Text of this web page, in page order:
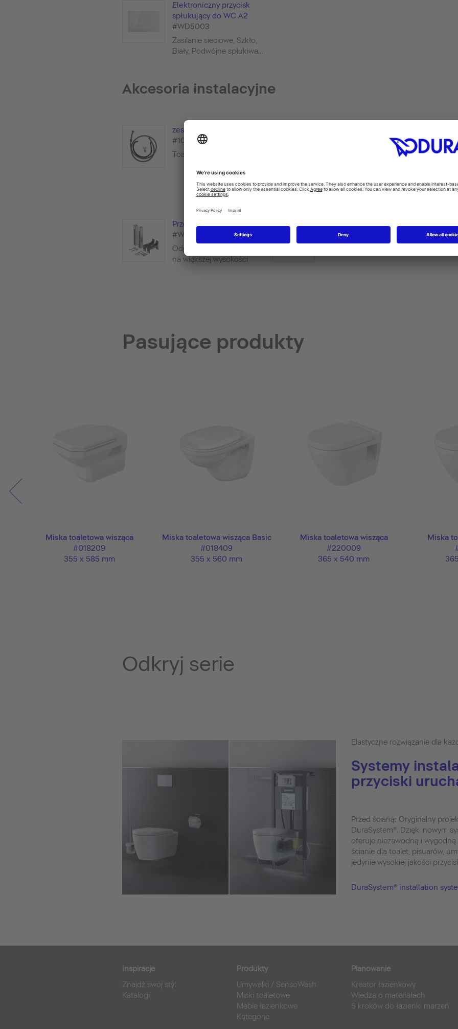
Elektroniczny przycisk
spłukujący do WC A2
#WD5003
Zasilanie sieciowe, Szkło,
Biały, Podwójne spłukiwa...
Akcesoria instalacyjne
zestaw przyłączeniowy
#100691
Toalety z funkcją mycia
Przedłużenie
#WD6012
Odpowiednie do montażu
na większej wysokości
Zestaw redukujący hałas
#WD6015
Pasujące produkty
Miska toaletowa wisząca
#018209
355 x 585 mm
Miska toaletowa wisząca Basic
#018409
355 x 560 mm
Miska toaletowa wisząca
#220009
365 x 540 mm
Miska
Odkryj serie
Elastyczne rozwiązanie dla
Systemy
przyciski
Przed ścianą: Oryginalny
DuraSystem®. Dzięki nowym
oferuje niezawodną i
ścianie dla toalet, pisuarów,
jedynie wysokiej jakości
DuraSystem® installation
Inspiracje
Znajdź swój styl
Katalogi
Produkty
Umywalki / SensoWash
Miski toaletowe
Meble łazienkowe
Kategorie
Planowanie
Kreator łazienkowy
Wiedza o materiałach
5 kroków do łazienki marzeń